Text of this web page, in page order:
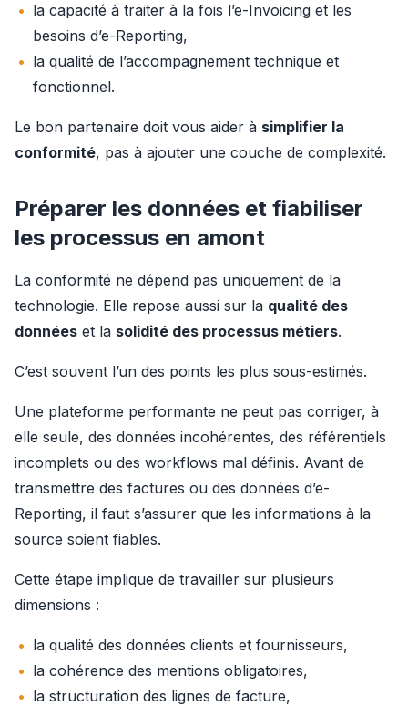
la capacité à traiter à la fois l’e-Invoicing et les
besoins d’e-Reporting,
la qualité de l’accompagnement technique et
fonctionnel.
Le bon partenaire doit vous aider à simplifier la
conformité, pas à ajouter une couche de complexité.
Préparer les données et fiabiliser
les processus en amont
La conformité ne dépend pas uniquement de la
technologie. Elle repose aussi sur la qualité des
données et la solidité des processus métiers.
C’est souvent l’un des points les plus sous-estimés.
Une plateforme performante ne peut pas corriger, à
elle seule, des données incohérentes, des référentiels
incomplets ou des workflows mal définis. Avant de
transmettre des factures ou des données d’e-
Reporting, il faut s’assurer que les informations à la
source soient fiables.
Cette étape implique de travailler sur plusieurs
dimensions :
la qualité des données clients et fournisseurs,
la cohérence des mentions obligatoires,
la structuration des lignes de facture,